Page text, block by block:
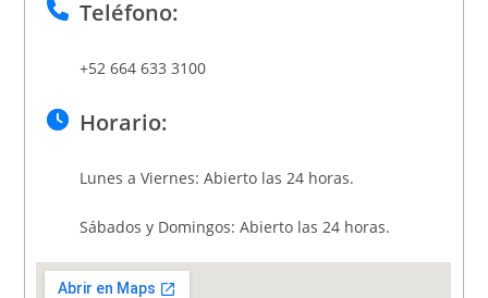
Teléfono:
+52 664 633 3100
Horario:
Lunes a Viernes: Abierto las 24 horas.
Sábados y Domingos: Abierto las 24 horas.